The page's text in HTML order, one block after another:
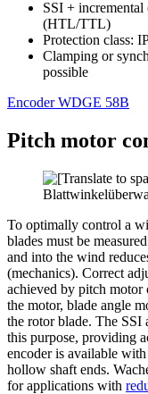
SSI +
(HTL/TTL)
Protection class:
Clamping or
possible
Encoder WDGE 58B
Pitch motor
To optimally control a
blades must be
and into the wind
(mechanics). Correct
achieved by pitch
the motor, blade angle
the rotor blade. The SSI
this purpose, providing
encoder is available
hollow shaft ends.
for applications with